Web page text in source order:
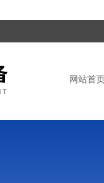
网站首